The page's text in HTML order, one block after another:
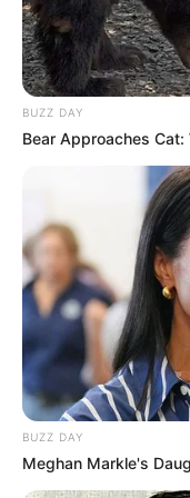
Ya, ia menikah dengan
Siapa mantan
Mantan pacarnya tidak
Berapa kekayaannya?
Tidak diketahui pasti
Apa
Kewarganegaraannya
Telah menempuh
memuaskan, tak heran
BUMN yang tingkat
juga mengembangkan
pundi rupiahnya.
TAGS PENGUSAHA
BUZZ DAY
Bear Approaches
BUZZ DAY
Meghan Markle's